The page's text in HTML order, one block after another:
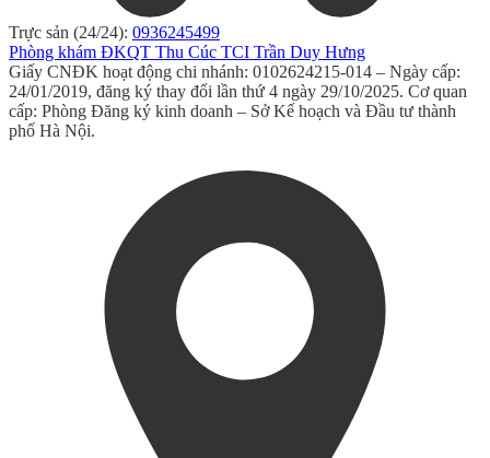
Trực sản (24/24): 0936245499
Phòng khám ĐKQT Thu Cúc TCI Trần Duy Hưng
Giấy CNĐK hoạt động chi nhánh: 0102624215-014 – Ngày cấp:
24/01/2019, đăng ký thay đổi lần thứ 4 ngày 29/10/2025. Cơ quan
cấp: Phòng Đăng ký kinh doanh – Sở Kế hoạch và Đầu tư thành
phố Hà Nội.